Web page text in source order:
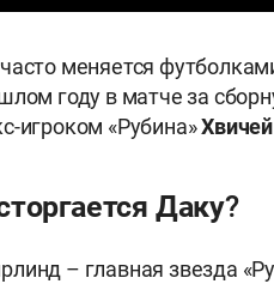
меняется
году в матче за
игроком «Рубина»
Даку?
– главная звезда